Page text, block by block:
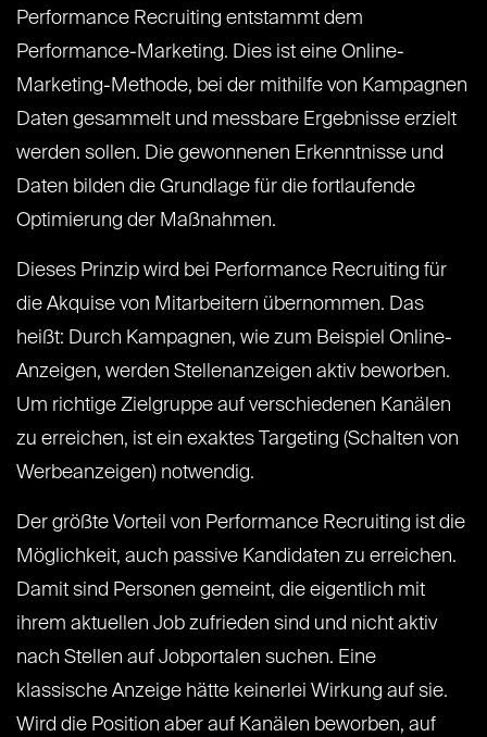
Performance Recruiting entstammt dem
Performance-Marketing. Dies ist eine Online-
Marketing-Methode, bei der mithilfe von Kampagnen
Daten gesammelt und messbare Ergebnisse erzielt
werden sollen. Die gewonnenen Erkenntnisse und
Daten bilden die Grundlage für die fortlaufende
Optimierung der Maßnahmen.
Dieses Prinzip wird bei Performance Recruiting für
die Akquise von Mitarbeitern übernommen. Das
heißt: Durch Kampagnen, wie zum Beispiel Online-
Anzeigen, werden Stellenanzeigen aktiv beworben.
Um richtige Zielgruppe auf verschiedenen Kanälen
zu erreichen, ist ein exaktes Targeting (Schalten von
Werbeanzeigen) notwendig.
Der größte Vorteil von Performance Recruiting ist die
Möglichkeit, auch passive Kandidaten zu erreichen.
Damit sind Personen gemeint, die eigentlich mit
ihrem aktuellen Job zufrieden sind und nicht aktiv
nach Stellen auf Jobportalen suchen. Eine
klassische Anzeige hätte keinerlei Wirkung auf sie.
Wird die Position aber auf Kanälen beworben, auf